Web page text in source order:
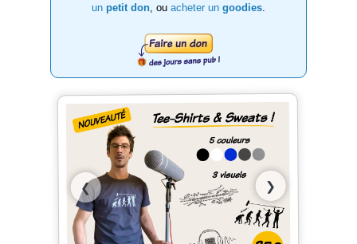
un petit don , ou acheter un goodies
❮ ❯